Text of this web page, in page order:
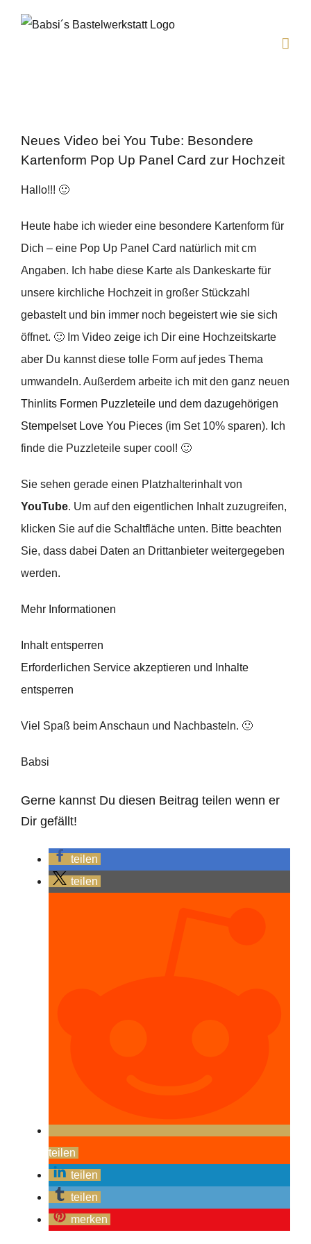
Neues Video bei You Tube: Besondere
Kartenform Pop Up Panel Card zur Hochzeit
Hallo!!! 🙂
Heute habe ich wieder eine besondere Kartenform für
Dich – eine Pop Up Panel Card natürlich mit cm
Angaben. Ich habe diese Karte als Dankeskarte für
unsere kirchliche Hochzeit in großer Stückzahl
gebastelt und bin immer noch begeistert wie sie sich
öffnet. 🙂 Im Video zeige ich Dir eine Hochzeitskarte
aber Du kannst diese tolle Form auf jedes Thema
umwandeln. Außerdem arbeite ich mit den ganz neuen
Thinlits Formen Puzzleteile und dem dazugehörigen
Stempelset Love You Pieces (im Set 10% sparen). Ich
finde die Puzzleteile super cool! 🙂
Sie sehen gerade einen Platzhalterinhalt von
YouTube. Um auf den eigentlichen Inhalt zuzugreifen,
klicken Sie auf die Schaltfläche unten. Bitte beachten
Sie, dass dabei Daten an Drittanbieter weitergegeben
werden.
Mehr Informationen
Inhalt entsperren
Erforderlichen Service akzeptieren und Inhalte
entsperren
Viel Spaß beim Anschaun und Nachbasteln. 🙂
Babsi
Gerne kannst Du diesen Beitrag teilen wenn er
Dir gefällt!
teilen
teilen
teilen
teilen
teilen
merken